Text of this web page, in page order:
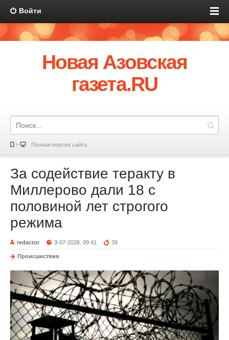
Войти
Новая Азовская
газета.RU
Полная версия сайта
За содействие теракту в
Миллерово дали 18 с
половиной лет строгого
режима
redactor 3-07-2026, 09:41 39
Происшествия